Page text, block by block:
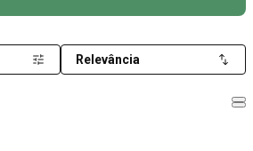
Relevância